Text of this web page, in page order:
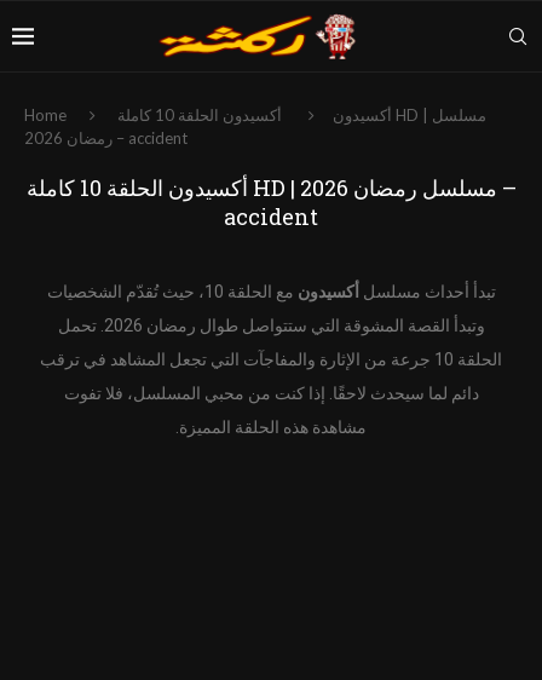
Home أكسيدون
أكسيدون الحلقة 10 كاملة HD | مسلسل
رمضان 2026 – accident
أكسيدون الحلقة 10 كاملة HD | مسلسل رمضان 2026 –
accident
تبدأ أحداث مسلسل أكسيدون
مع الحلقة 10، حيث تُقدّم الشخصيات
وتبدأ القصة المشوقة التي ستتواصل طوال رمضان 2026. تحمل
الحلقة 10 جرعة من الإثارة والمفاجآت التي تجعل المشاهد في ترقب
دائم لما سيحدث لاحقًا. إذا كنت من محبي المسلسل، فلا تفوت
مشاهدة هذه الحلقة المميزة.